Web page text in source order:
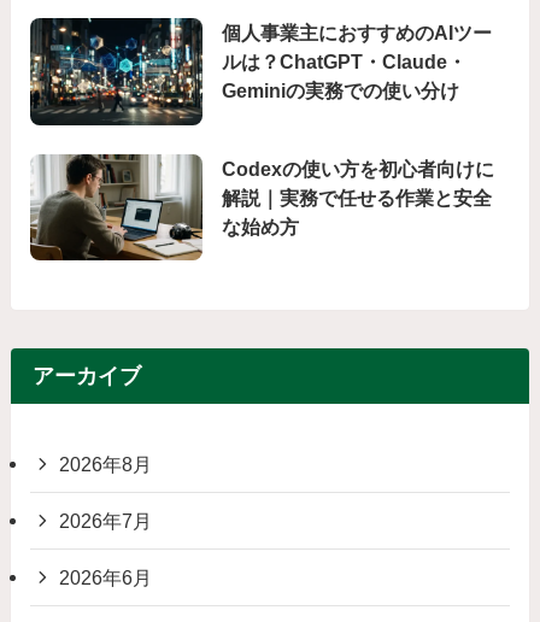
個人事業主におすすめのAIツー
ルは？ChatGPT・Claude・
Geminiの実務での使い分け
Codexの使い方を初心者向けに
解説｜実務で任せる作業と安全
な始め方
アーカイブ
2026年8月
2026年7月
2026年6月